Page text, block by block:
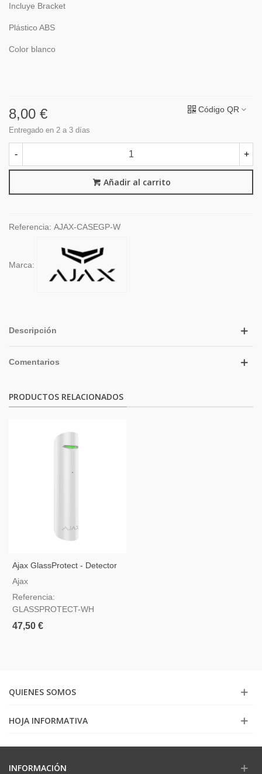
Incluye Bracket
Plástico ABS
Color blanco
8,00 €
Entregado en 2 a 3 días
Código QR
- +
Añadir al carrito
Referencia: AJAX-CASEGP-W
Marca:
Descripción
Comentarios
PRODUCTOS RELACIONADOS
Ajax GlassProtect - Detector
De Rotura De Cristal Acústico
Ajax
Referencia:
GLASSPROTECT-WH
47,50 €
QUIENES SOMOS
HOJA INFORMATIVA
INFORMACIÓN